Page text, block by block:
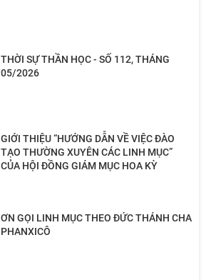
THỜI SỰ THẦN HỌC - SỐ 112, THÁNG
05/2026
GIỚI THIỆU “HƯỚNG DẪN VỀ VIỆC ĐÀO
TẠO THƯỜNG XUYÊN CÁC LINH MỤC”
CỦA HỘI ĐỒNG GIÁM MỤC HOA KỲ
ƠN GỌI LINH MỤC THEO ĐỨC THÁNH CHA
PHANXICÔ